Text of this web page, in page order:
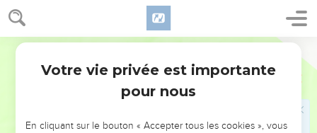
2 Rois 5
dit : Tout va-t-il bien ?
Il répondit : Tout va bien. Mon maître m'envoie te dire :
Voici, il vient d'arriver chez moi deux jeunes gens de la
montagne d'Éphraïm, d'entre les fils des prophètes ; donne
pour eux, je te prie, un talent d'argent et deux vêtements de
Naaman dit : Consens à prendre deux talents. Il le pressa,
Votre vie privée est importante
pour nous
En cliquant sur le bouton « Accepter tous les cookies », vous